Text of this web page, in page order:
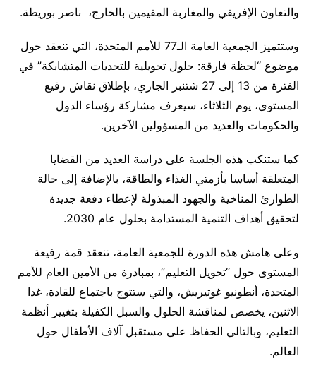
والتعاون الإفريقي والمغاربة المقيمين بالخارج، ناصر بوريطة.
وستتميز الجمعية العامة الـ77 للأمم المتحدة، التي تنعقد حول
موضوع “لحظة فارقة: حلول تحويلية للتحديات المتشابكة” في
الفترة من 13 إلى 27 شتنبر الجاري، بإطلاق نقاش رفيع
المستوى، يوم الثلاثاء، سيعرف مشاركة رؤساء الدول
والحكومات والعديد من المسؤولين الآخرين.
كما ستنكب هذه الجلسة على دراسة العديد من القضايا
المتعلقة أساسا بأزمتي الغذاء والطاقة، بالإضافة إلى حالة
الطوارئ المناخية والجهود المبذولة لإعطاء دفعة جديدة
لتحقيق أهداف التنمية المستدامة بحلول عام 2030.
وعلى هامش هذه الدورة للجمعية العامة، تنعقد قمة رفيعة
المستوى حول “تحويل التعليم”، بمبادرة من الأمين العام للأمم
المتحدة، أنطونيو غوتيريش، والتي ستتوج باجتماع للقادة، غدا
الاثنين، يخصص لمناقشة الحلول والسبل الكفيلة بتغيير أنظمة
التعليم، وبالتالي الحفاظ على مستقبل آلاف الأطفال حول
العالم.